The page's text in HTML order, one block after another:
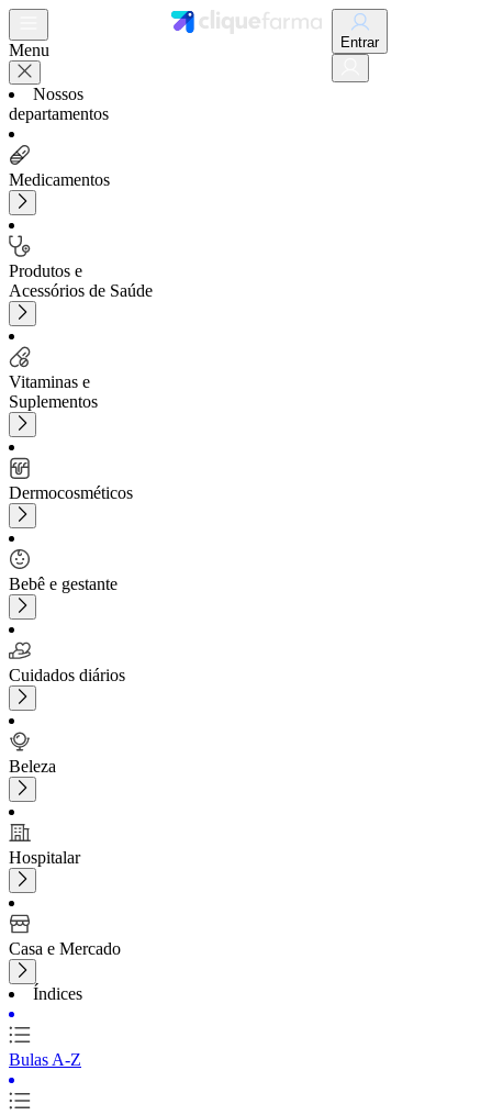
Menu
Nossos
departamentos
Medicamentos
Produtos e
Acessórios de Saúde
Vitaminas e
Suplementos
Dermocosméticos
Bebê e gestante
Cuidados diários
Beleza
Hospitalar
Casa e Mercado
Índices
Bulas A-Z
Entrar